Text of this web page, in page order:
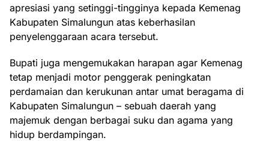
apresiasi yang setinggi-tingginya kepada Kemenag
Kabupaten Simalungun atas keberhasilan
penyelenggaraan acara tersebut.
Bupati juga mengemukakan harapan agar Kemenag
tetap menjadi motor penggerak peningkatan
perdamaian dan kerukunan antar umat beragama di
Kabupaten Simalungun – sebuah daerah yang
majemuk dengan berbagai suku dan agama yang
hidup berdampingan.